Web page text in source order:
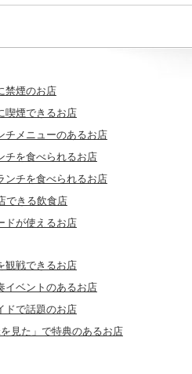
禁煙のお店
喫煙できるお店
チメニューのあるお店
チを食べられるお店
ンチを食べられるお店
できる飲食店
ドが使えるお店
観戦できるお店
イベントのあるお店
ドで話題のお店
を見た」で特典のあるお店